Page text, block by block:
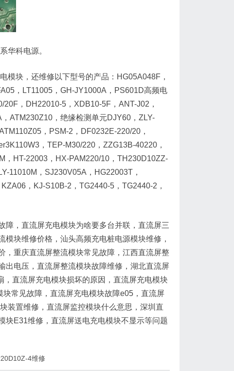
华科电源。
模块，还维修以下型号的产品：HG05A048F，
，LT11005，GH-JY1000A，PS601D高频电
，DH22010-5，XDB10-5F，ANT-J02，
ATM230Z10，绝缘检测单元DJY60，ZLY-
，PSM-2，DF0232E-220/20，
，TEP-M30/220，ZZG13B-40220，
，HT-22003，HX-PAM220/10，TH230D10ZZ-
11010M，SJ230V05A，HG22003T，
，KJ-S10B-2，TG2440-5，TG2440-2，
障，直流屏充电模块为啥要多台并联，直流屏三
块维修价格，汕头高频充电桩电源模块维修，
，重庆直流屏整流模块常见故障，江西直流屏整
出电压，直流屏整流模块故障维修，湖北直流屏
直流屏充电模块损坏的原因，直流屏充电模块
常见故障，直流屏充电模块故障e05，直流屏
装置维修，直流屏监控模块什么意思，深圳直
块E31维修，直流屏送电充电模块不显示等问题
4维修